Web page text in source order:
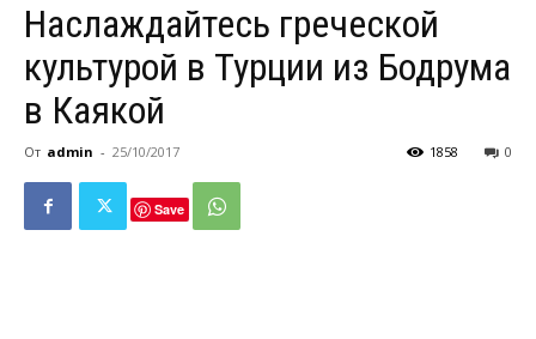
Наслаждайтесь греческой
культурой в Турции из Бодрума
в Каякой
От admin - 25/10/2017 0
1858
Save